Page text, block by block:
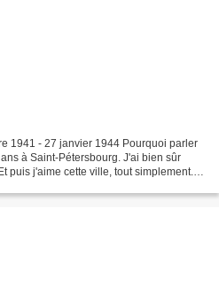
1941 - 27 janvier 1944 Pourquoi parler
à Saint-Pétersbourg. J'ai bien sûr
puis j'aime cette ville, tout simplement.